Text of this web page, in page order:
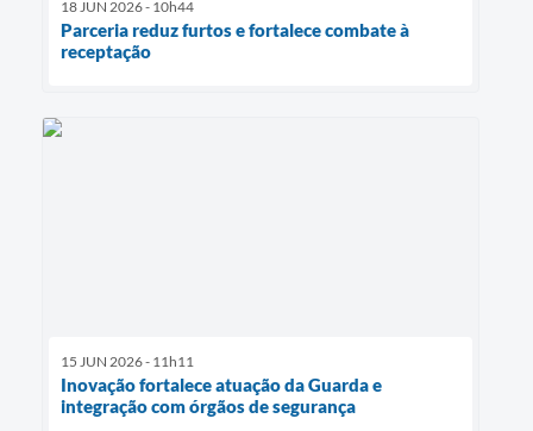
18 JUN 2026 - 10h44
Parceria reduz furtos e fortalece combate à
receptação
15 JUN 2026 - 11h11
Inovação fortalece atuação da Guarda e
integração com órgãos de segurança